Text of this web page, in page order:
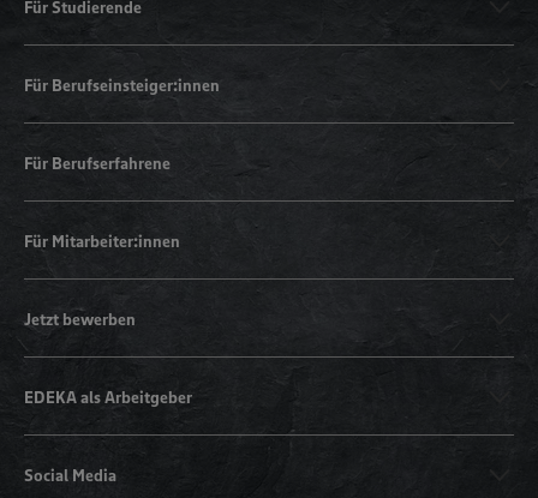
Für Studierende
Für Berufseinsteiger:innen
Für Berufserfahrene
Für Mitarbeiter:innen
Jetzt bewerben
EDEKA als Arbeitgeber
Social Media